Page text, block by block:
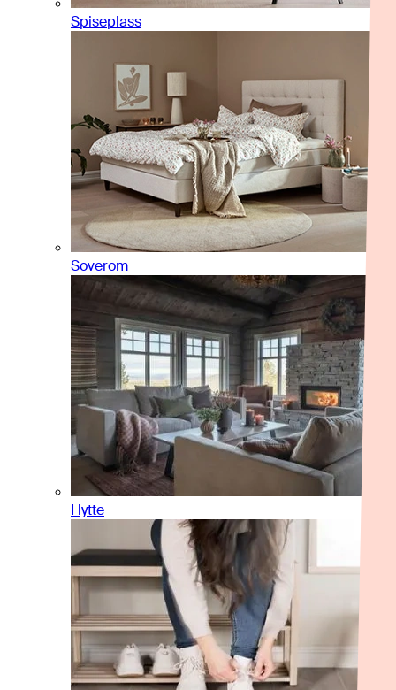
Spiseplass
Soverom
Hytte